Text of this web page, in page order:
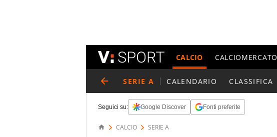
CALCIO CALCIOMERCATO
SERIE A CALENDARIO CLASSIFICA
Seguici su: Google Discover Fonti preferite
CALCIO SERIE A